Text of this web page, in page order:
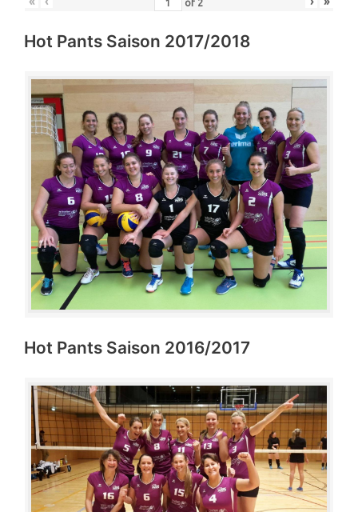
of 2
Hot Pants Saison 2017/2018
Hot Pants Saison 2016/2017